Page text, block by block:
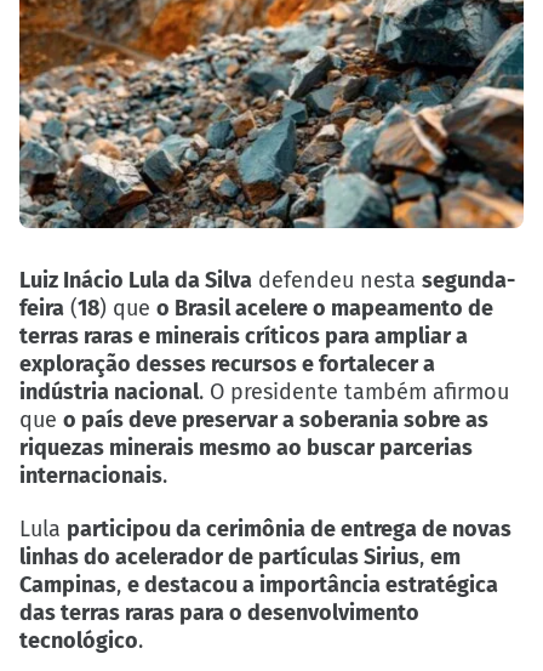
Luiz Inácio Lula da Silva defendeu nesta segunda-
feira (18) que o Brasil acelere o mapeamento de
terras raras e minerais críticos para ampliar a
exploração desses recursos e fortalecer a
indústria nacional. O presidente também afirmou
que o país deve preservar a soberania sobre as
riquezas minerais mesmo ao buscar parcerias
internacionais.
Lula participou da cerimônia de entrega de novas
linhas do acelerador de partículas Sirius, em
Campinas, e destacou a importância estratégica
das terras raras para o desenvolvimento
tecnológico.